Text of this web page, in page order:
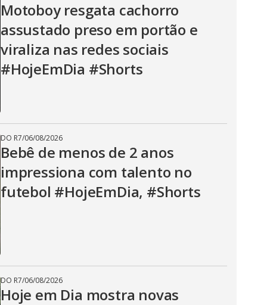
Motoboy resgata cachorro
assustado preso em portão e
viraliza nas redes sociais
#HojeEmDia #Shorts
DO R7/06/08/2026
Bebê de menos de 2 anos
impressiona com talento no
futebol #HojeEmDia, #Shorts
DO R7/06/08/2026
Hoje em Dia mostra novas